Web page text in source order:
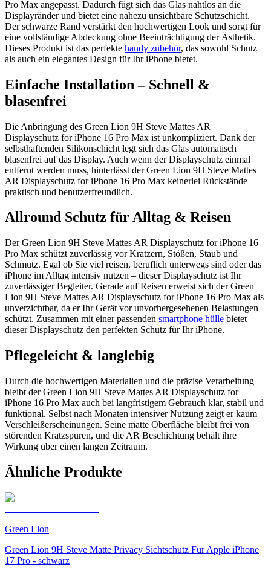
Pro Max angepasst. Dadurch fügt sich das Glas nahtlos an die
Displayränder und bietet eine nahezu unsichtbare Schutzschicht.
Der schwarze Rand verstärkt den hochwertigen Look und sorgt für
eine vollständige Abdeckung ohne Beeinträchtigung der Ästhetik.
Dieses Produkt ist das perfekte handy zubehör, das sowohl Schutz
als auch ein elegantes Design für Ihr iPhone bietet.
Einfache Installation – Schnell &
blasenfrei
Die Anbringung des Green Lion 9H Steve Mattes AR
Displayschutz for iPhone 16 Pro Max ist unkompliziert. Dank der
selbsthaftenden Silikonschicht legt sich das Glas automatisch
blasenfrei auf das Display. Auch wenn der Displayschutz einmal
entfernt werden muss, hinterlässt der Green Lion 9H Steve Mattes
AR Displayschutz for iPhone 16 Pro Max keinerlei Rückstände –
praktisch und benutzerfreundlich.
Allround Schutz für Alltag & Reisen
Der Green Lion 9H Steve Mattes AR Displayschutz for iPhone 16
Pro Max schützt zuverlässig vor Kratzern, Stößen, Staub und
Schmutz. Egal ob Sie viel reisen, beruflich unterwegs sind oder das
iPhone im Alltag intensiv nutzen – dieser Displayschutz ist Ihr
zuverlässiger Begleiter. Gerade auf Reisen erweist sich der Green
Lion 9H Steve Mattes AR Displayschutz for iPhone 16 Pro Max als
unverzichtbar, da er Ihr Gerät vor unvorhergesehenen Belastungen
schützt. Zusammen mit einer passenden smartphone hülle bietet
dieser Displayschutz den perfekten Schutz für Ihr iPhone.
Pflegeleicht & langlebig
Durch die hochwertigen Materialien und die präzise Verarbeitung
bleibt der Green Lion 9H Steve Mattes AR Displayschutz for
iPhone 16 Pro Max auch bei langfristigem Gebrauch klar, stabil und
funktional. Selbst nach Monaten intensiver Nutzung zeigt er kaum
Verschleißerscheinungen. Seine matte Oberfläche bleibt frei von
störenden Kratzspuren, und die AR Beschichtung behält ihre
Wirkung über einen langen Zeitraum.
Ähnliche Produkte
Green Lion
Green Lion 9H Steve Matte Privacy Sichtschutz Für Apple iPhone
17 Pro - schwarz